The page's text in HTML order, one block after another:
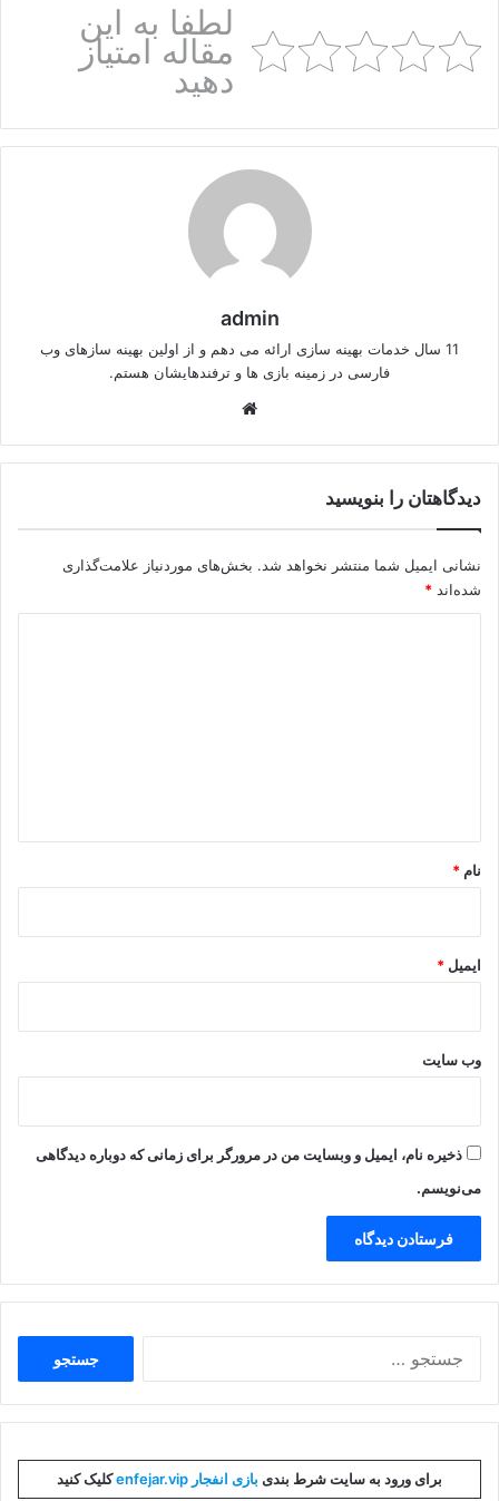
لطفا به این
مقاله امتیاز
دهید
admin
11 سال خدمات بهینه سازی ارائه می دهم و از اولین بهینه سازهای وب
فارسی در زمینه بازی ها و ترفندهایشان هستم.
دیدگاهتان را بنویسید
نشانی ایمیل شما منتشر نخواهد شد. بخش‌های موردنیاز علامت‌گذاری
شده‌اند *
نام *
ایمیل *
وب‌ سایت
ذخیره نام، ایمیل و وبسایت من در مرورگر برای زمانی که دوباره دیدگاهی
می‌نویسم.
برای ورود به سایت شرط بندی بازی انفجار enfejar.vip کلیک کنید